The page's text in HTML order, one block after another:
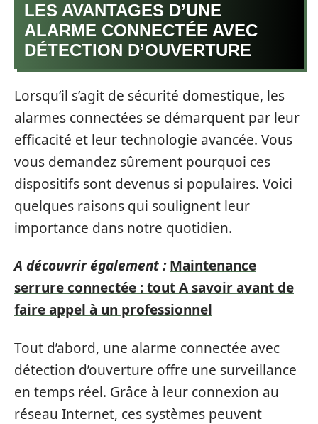
LES AVANTAGES D’UNE
ALARME CONNECTÉE AVEC
DÉTECTION D’OUVERTURE
Lorsqu’il s’agit de sécurité domestique, les
alarmes connectées se démarquent par leur
efficacité et leur technologie avancée. Vous
vous demandez sûrement pourquoi ces
dispositifs sont devenus si populaires. Voici
quelques raisons qui soulignent leur
importance dans notre quotidien.
A découvrir également : Maintenance
serrure connectée : tout A savoir avant de
faire appel à un professionnel
Tout d’abord, une alarme connectée avec
détection d’ouverture offre une surveillance
en temps réel. Grâce à leur connexion au
réseau Internet, ces systèmes peuvent